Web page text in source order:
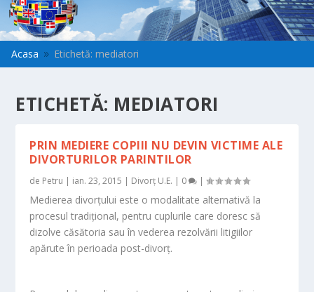
Acasa 9 Etichetă: mediatori
ETICHETĂ: MEDIATORI
PRIN MEDIERE COPIII NU DEVIN VICTIME ALE
DIVORTURILOR PARINTILOR
de Petru | ian. 23, 2015 | Divorț U.E. | 0 |
Medierea divorțului este o modalitate alternativă la
procesul tradițional, pentru cuplurile care doresc să
dizolve căsătoria sau în vederea rezolvării litigiilor
apărute în perioada post-divorț.